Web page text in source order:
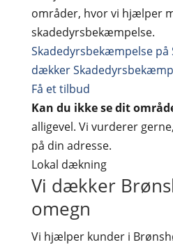
områder, hvor vi hjælper
skadedyrsbekæmpelse.
Skadedyrsbekæmpelse
dækker
Få et tilbud
Kan du ikke se dit
alligevel. Vi vurderer
på din adresse.
Lokal dækning
Vi dækker
omegn
Vi hjælper kunder i